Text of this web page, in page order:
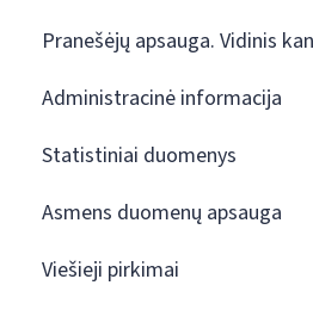
Pranešėjų apsauga. Vidinis
Administracinė informacija
Statistiniai duomenys
Asmens duomenų apsauga
Viešieji pirkimai